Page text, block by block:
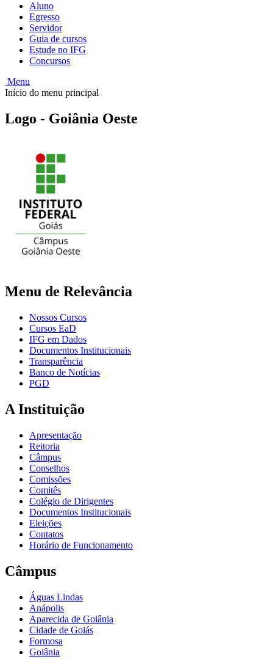
Aluno
Egresso
Servidor
Guia de cursos
Estude no IFG
Concursos
Menu
Início do menu principal
Logo - Goiânia Oeste
Menu de Relevância
Nossos Cursos
Cursos EaD
IFG em Dados
Documentos Institucionais
Transparência
Banco de Notícias
PGD
A Instituição
Apresentação
Reitoria
Câmpus
Conselhos
Comissões
Comitês
Colégio de Dirigentes
Documentos Institucionais
Eleições
Contatos
Horário de Funcionamento
Câmpus
Águas Lindas
Anápolis
Aparecida de Goiânia
Cidade de Goiás
Formosa
Goiânia